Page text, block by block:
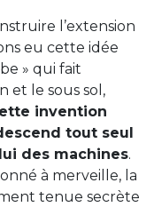
l’extension
eu cette idée
» qui fait
et le sous sol,
invention
tout seul
des machines.
à merveille, la
tenue secrète